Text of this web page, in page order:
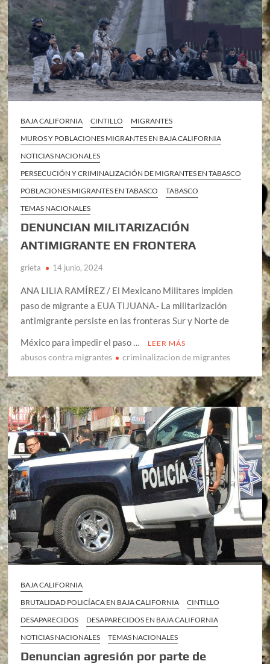
BAJA CALIFORNIA CINTILLO
MIGRANTES
MUROS Y POBLACIONES MIGRANTES EN BAJA CALIFORNIA
NOTICIAS NACIONALES
PERSECUCIÓN Y CRIMINALIZACIÓN DE MIGRANTES EN TABASCO
POBLACIONES MIGRANTES EN TABASCO
TABASCO
TEMAS NACIONALES
DENUNCIAN MILITARIZACIÓN
ANTIMIGRANTE EN FRONTERA
grieta 14 junio, 2024
ANA LILIA RAMÍREZ / El Mexicano Militares impiden
paso de migrante a EUA TIJUANA.- La militarización
antimigrante persiste en las fronteras Sur y Norte de
México para impedir el paso …
LEER MÁS
abusos contra migrantes criminalizacion de migrantes
BAJA CALIFORNIA
BRUTALIDAD POLICÍACA EN BAJA CALIFORNIA
CINTILLO
DESAPARECIDOS
DESAPARECIDOS EN BAJA CALIFORNIA
NOTICIAS NACIONALES
TEMAS NACIONALES
Denuncian agresión por parte de